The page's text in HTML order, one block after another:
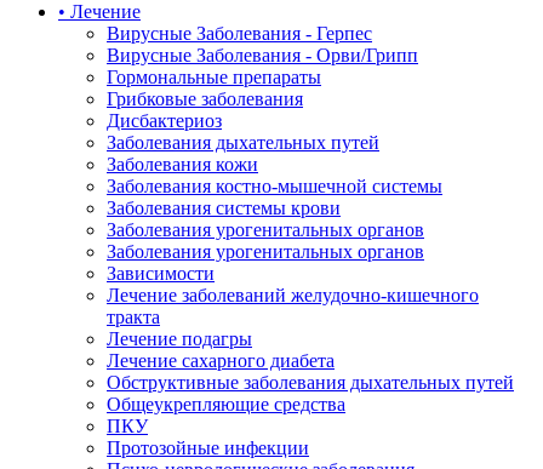
• Лечение
Вирусные Заболевания - Герпес
Вирусные Заболевания - Орви/Грипп
Гормональные препараты
Грибковые заболевания
Дисбактериоз
Заболевания дыхательных путей
Заболевания кожи
Заболевания костно-мышечной системы
Заболевания системы крови
Заболевания урогенитальных органов
Заболевания урогенитальных органов
Зависимости
Лечение заболеваний желудочно-кишечного
тракта
Лечение подагры
Лечение сахарного диабета
Обструктивные заболевания дыхательных путей
Общеукрепляющие средства
ПКУ
Протозойные инфекции